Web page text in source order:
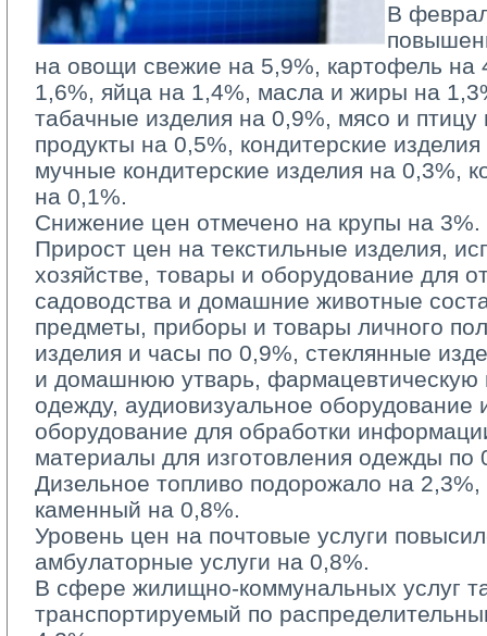
В
на овощи свежие на 5,9%, картофель на
1,6%, яйца на 1,4%, масла и жиры на
табачные изделия на 0,9%, мясо и
продукты на 0,5%, кондитерские
мучные кондитерские изделия на 0,3%,
на 0,1%.
Снижение цен отмечено на крупы на 3%.
Прирост цен на текстильные изделия,
хозяйстве, товары и оборудование для
садоводства и домашние животные
предметы, приборы и товары личного
изделия и часы по 0,9%, стеклянные
и домашнюю утварь, фармацевтическую
одежду, аудиовизуальное оборудование
оборудование для обработки
материалы для изготовления одежды по
Дизельное топливо подорожало на
каменный на 0,8%.
Уровень цен на почтовые услуги
амбулаторные услуги на 0,8%.
В сфере жилищно-коммунальных услуг
транспортируемый по